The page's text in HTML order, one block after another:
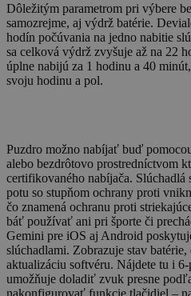
Dôležitým parametrom pri výbere
samozrejme, aj výdrž batérie.
hodín počúvania na jedno nabitie
sa celková výdrž zvyšuje až na 22
úplne nabijú za 1 hodinu a 40
svoju hodinu a pol.
Puzdro možno nabíjať buď
alebo bezdrôtovo prostredníctvom
certifikovaného nabíjača. Slúchadlá
potu so stupňom ochrany proti
čo znamená ochranu proti
báť používať ani pri športe či
Gemini pre iOS aj Android
slúchadlami. Zobrazuje stav
aktualizáciu softvéru. Nájdete tu i
umožňuje doladiť zvuk presne
nakonfigurovať funkcie tlačidiel –